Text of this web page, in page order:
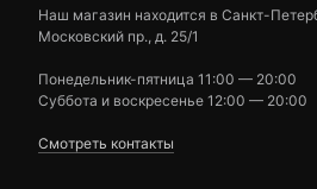
Наш магазин находится в Санкт-
Московский пр., д. 25/1
Понедельник-пятница 11:00 — 20:00
Суббота и воскресенье 12:00 — 20:00
Смотреть контакты